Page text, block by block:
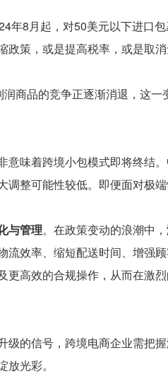
年8月起，对50美元以下进口包
政策，或是提高税率，或是取
商品的竞争正逐渐消退，这一
味着跨境小包模式即将终结
调整可能性较低。即便面对极
与管理。在政策变动的浪潮中，
效率、缩短配送时间、增强
高效的合规操作，从而在激
的信号，跨境电商企业需把
光彩。